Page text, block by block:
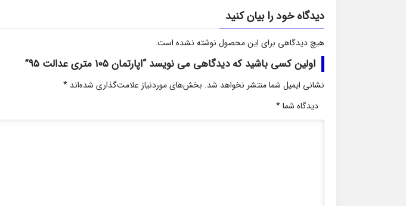
دیدگاه خود را بیان کنید
هیچ دیدگاهی برای این محصول نوشته نشده است.
اولین کسی باشید که دیدگاهی می نویسد “اپارتمان ۱۰۵ متری عدالت ۹۵”
نشانی ایمیل شما منتشر نخواهد شد. بخش‌های موردنیاز علامت‌گذاری شده‌اند *
دیدگاه شما*